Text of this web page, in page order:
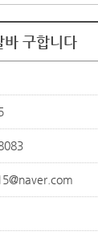
구합니다